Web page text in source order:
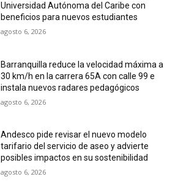
Universidad Autónoma del Caribe con
beneficios para nuevos estudiantes
agosto 6, 2026
Barranquilla reduce la velocidad máxima a
30 km/h en la carrera 65A con calle 99 e
instala nuevos radares pedagógicos
agosto 6, 2026
Andesco pide revisar el nuevo modelo
tarifario del servicio de aseo y advierte
posibles impactos en su sostenibilidad
agosto 6, 2026